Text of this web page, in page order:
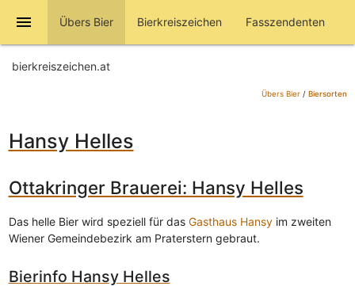
menu Übers Bier Bierkreiszeichen Fasszendenten
bierkreiszeichen.at
Übers Bier/ Biersorten
Hansy Helles
Ottakringer Brauerei: Hansy Helles
Das helle Bier wird speziell für das Gasthaus Hansyim zweiten
Wiener Gemeindebezirk am Praterstern gebraut.
Bierinfo Hansy Helles